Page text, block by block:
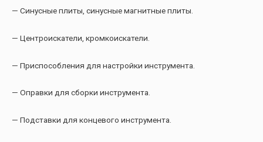
— Синусные плиты, синусные магнитные плиты.
— Центроискатели, кромкоискатели.
— Приспособления для настройки инструмента.
— Оправки для сборки инструмента.
— Подставки для концевого инструмента.